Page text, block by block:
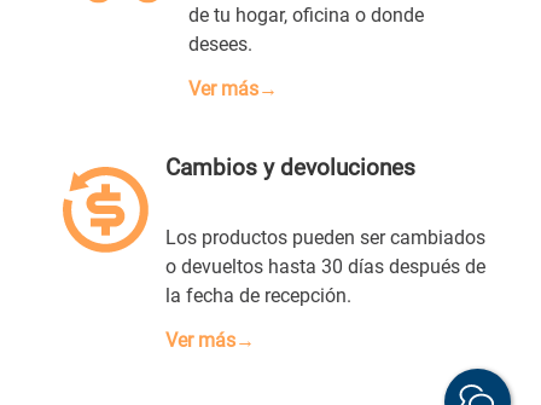
de tu hogar, oficina o donde
desees.
Ver más→
Cambios y devoluciones
Los productos pueden ser cambiados
o devueltos hasta 30 días después de
la fecha de recepción.
Ver más→